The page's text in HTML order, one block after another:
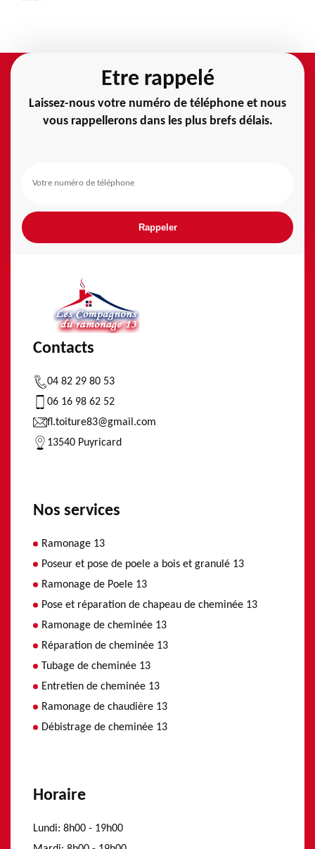
Etre rappelé
Laissez-nous votre numéro de téléphone et nous
vous rappellerons dans les plus brefs délais.
Contacts
04 82 29 80 53
06 16 98 62 52
fl.toiture83@gmail.com
13540 Puyricard
Nos services
Ramonage 13
Poseur et pose de poele a bois et granulé 13
Ramonage de Poele 13
Pose et réparation de chapeau de cheminée 13
Ramonage de cheminée 13
Réparation de cheminée 13
Tubage de cheminée 13
Entretien de cheminée 13
Ramonage de chaudière 13
Débistrage de cheminée 13
Horaire
Lundi: 8h00 - 19h00